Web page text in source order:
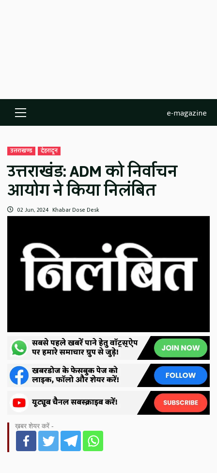
Primary
Menu
e-magazine
उत्तराखण्ड देहरादून
उत्तराखंड: ADM को निर्वाचन
आयोग ने किया निलंबित
02 Jun, 2024 Khabar Dose Desk
ख़बर शेयर करें -